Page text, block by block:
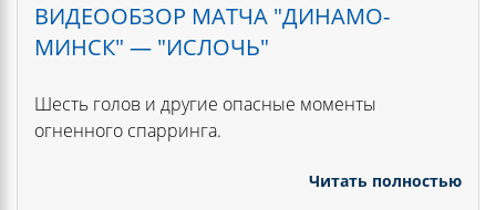
ВИДЕООБЗОР МАТЧА "ДИНАМО-
МИНСК" — "ИСЛОЧЬ"
Шесть голов и другие опасные моменты
огненного спарринга.
Читать полностью